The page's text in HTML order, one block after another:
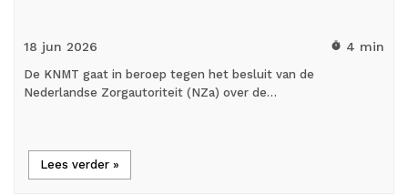
18 jun 2026 timer 4 min
De KNMT gaat in beroep tegen het besluit van de
Nederlandse Zorgautoriteit (NZa) over de…
Lees verder »